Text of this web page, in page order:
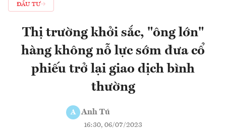
ĐẦU TƯ
Thị trường khởi sắc, "ông lớn"
hàng không nỗ lực sớm đưa cổ
phiếu trở lại giao dịch bình
thường
A Anh Tú
16:30, 06/07/2023